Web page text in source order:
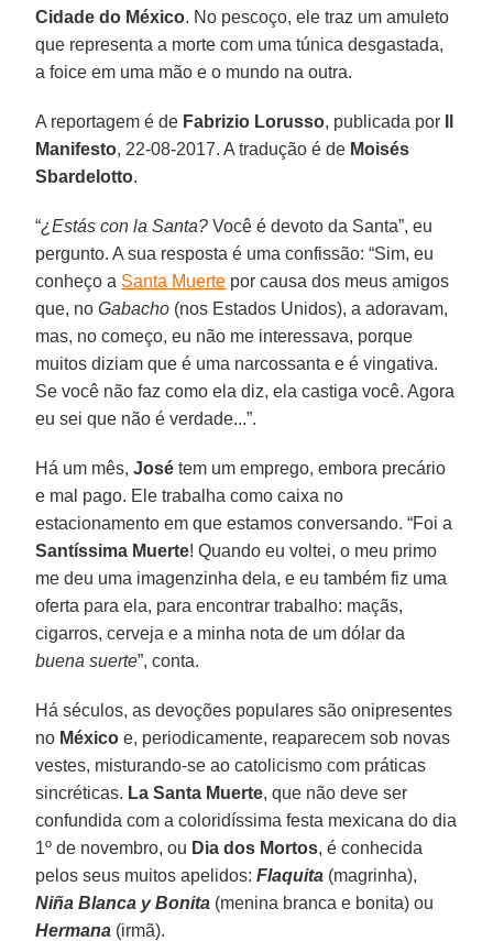
Cidade do México. No pescoço, ele traz um amuleto
que representa a morte com uma túnica desgastada,
a foice em uma mão e o mundo na outra.
A reportagem é de Fabrizio Lorusso, publicada por
Manifesto, 22-08-2017. A tradução é de Moisés
Sbardelotto.
“¿Estás con la Santa? Você é devoto da Santa”, eu
pergunto. A sua resposta é uma confissão: “Sim, eu
conheço a Santa Muerte por causa dos meus amigos
que, noGabacho (nos Estados Unidos), a adoravam,
mas, no começo, eu não me interessava, porque
muitos diziam que é uma narcossanta e é vingativa.
Se você não faz como ela diz, ela castiga você. Agora
eu sei que não é verdade...”.
Há um mês,José tem um emprego, embora precário
e mal pago. Ele trabalha como caixa no
estacionamento em que estamos conversando. “Foi a
Santíssima Muerte! Quando eu voltei, o meu primo
me deu uma imagenzinha dela, e eu também fiz uma
oferta para ela, para encontrar trabalho: maçãs,
cigarros, cerveja e a minha nota de um dólar da
buena suerte”, conta.
Há séculos, as devoções populares são onipresentes
no México e, periodicamente, reaparecem sob novas
vestes, misturando-se ao catolicismo com práticas
sincréticas. La Santa Muerte, que não deve ser
confundida com a coloridíssima festa mexicana do dia
1º de novembro, ou Dia dos Mortos, é conhecida
pelos seus muitos apelidos:Flaquita (magrinha),
Niña Blanca y Bonita (menina branca e bonita) ou
Hermana (irmã).